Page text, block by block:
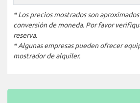
* Los precios mostrados son
conversión de moneda. Por favor
reserva.
* Algunas empresas pueden ofrecer
mostrador de alquiler.